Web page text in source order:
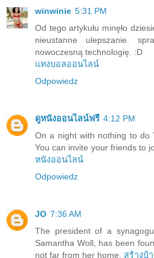
winwinie 5:31 PM
Od tego artykułu minęło
nieustanne ulepszanie.
nowoczesną technologię. :D
แทงบอลออนไลน์
Odpowiedz
ดูหนังออนไลน์ฟรี 4:12 PM
On a night with nothing to do
You can invite your friends to
หนังออนไลน์
Odpowiedz
JO 7:36 AM
The president of a
Samantha Woll, has been
not far from her home. สร้างบ้